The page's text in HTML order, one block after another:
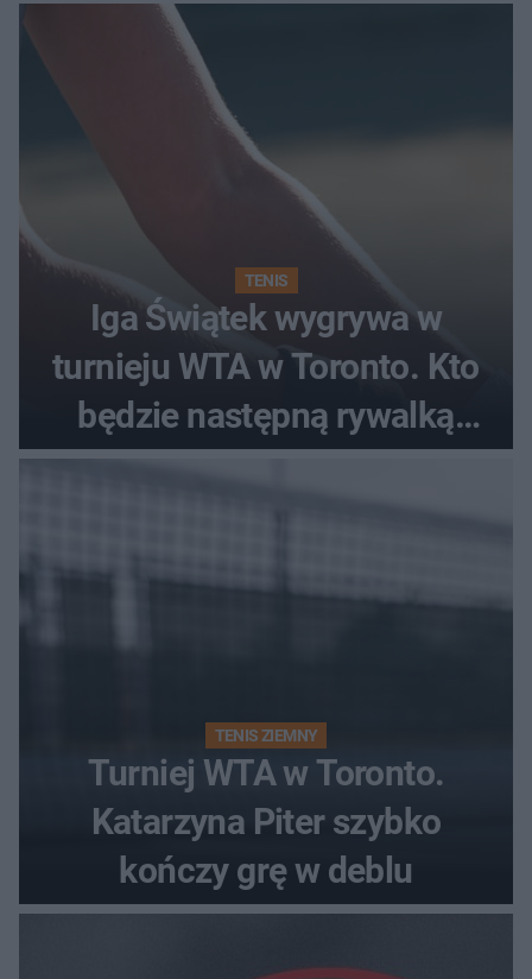
TENIS
Iga Świątek wygrywa w
turnieju WTA w Toronto. Kto
będzie następną rywalką
TENIS ZIEMNY
Turniej WTA w Toronto.
Katarzyna Piter szybko
kończy grę w deblu